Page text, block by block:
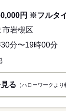
市岩槻区
分〜19時00分
る （ハローワークより